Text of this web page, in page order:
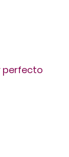
perfecto